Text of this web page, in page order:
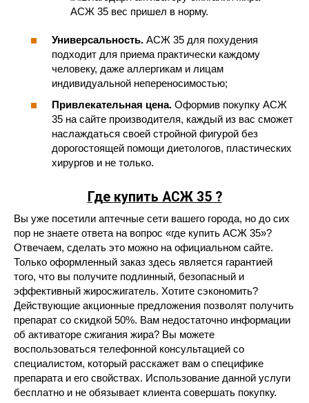
Универсальность. АСЖ 35 для похудения
подходит для приема практически каждому
человеку, даже аллергикам и лицам
индивидуальной непереносимостью;
Привлекательная цена. Оформив покупку АСЖ
35 на сайте производителя, каждый из вас сможет
наслаждаться своей стройной фигурой без
дорогостоящей помощи диетологов, пластических
хирургов и не только.
Где купить АСЖ 35 ?
Вы уже посетили аптечные сети вашего города, но до сих
пор не знаете ответа на вопрос «где купить АСЖ 35»?
Отвечаем, сделать это можно на официальном сайте.
Только оформленный заказ здесь является гарантией
того, что вы получите подлинный, безопасный и
эффективный жиросжигатель. Хотите сэкономить?
Действующие акционные предложения позволят получить
препарат со скидкой 50%. Вам недостаточно информации
об активаторе сжигания жира? Вы можете
воспользоваться телефонной консультацией со
специалистом, который расскажет вам о специфике
препарата и его свойствах. Использование данной услуги
бесплатно и не обязывает клиента совершать покупку.